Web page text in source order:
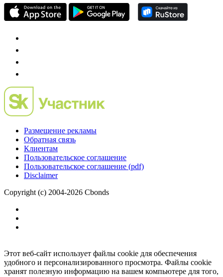
проект о российском рынке M&A
Preqveca.ru
Размещение рекламы
Обратная связь
Пользовательское соглашение
Copyright (c) 2004-2026 Cbonds